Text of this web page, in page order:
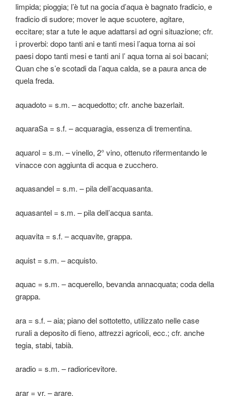
limpida; pioggia; l’è tut na gocia d’aqua è bagnato fradicio, e
fradicio di sudore; mover le aque scuotere, agitare,
eccitare; star a tute le aque adattarsi ad ogni situazione; cfr.
i proverbi: dopo tanti ani e tanti mesi l’aqua torna ai soi
paesi dopo tanti mesi e tanti ani l’ aqua torna ai soi bacani;
Quan che s’e scotadi da l’aqua calda, se a paura anca de
quela freda.
aquadoto = s.m. – acquedotto; cfr. anche bazerlait.
aquaraSa = s.f. – acquaragia, essenza di trementina.
aquarol = s.m. – vinello, 2° vino, ottenuto rifermentando le
vinacce con aggiunta di acqua e zucchero.
aquasandel = s.m. – pila dell’acquasanta.
aquasantel = s.m. – pila dell’acqua santa.
aquavita = s.f. – acquavite, grappa.
aquist = s.m. – acquisto.
aquac = s.m. – acquerello, bevanda annacquata; coda della
grappa.
ara = s.f. – aia; piano del sottotetto, utilizzato nelle case
rurali a deposito di fieno, attrezzi agricoli, ecc.; cfr. anche
tegia, stabi, tabià.
aradio = s.m. – radioricevitore.
arar = vr. – arare.